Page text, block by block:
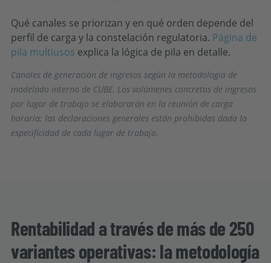
Qué canales se priorizan y en qué orden depende del
perfil de carga y la constelación regulatoria. Página de
pila multiusos explica la lógica de pila en detalle.
Canales de generación de ingresos según la metodología de
modelado interno de CUBE. Los volúmenes concretos de ingresos
por lugar de trabajo se elaborarán en la reunión de carga
horaria; las declaraciones generales están prohibidas dada la
especificidad de cada lugar de trabajo.
Rentabilidad a través de más de 250
variantes operativas: la metodología